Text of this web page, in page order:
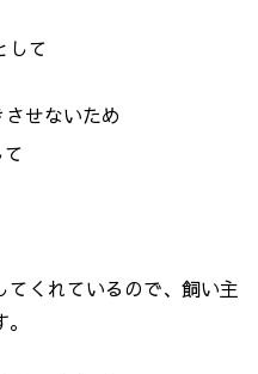
して
せないため
くれているので、飼い主